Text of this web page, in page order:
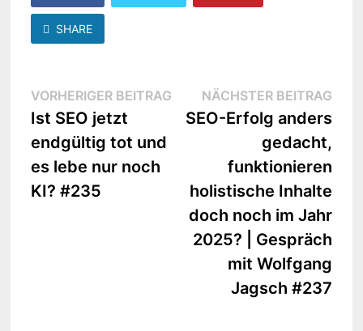
SHARE
Beitragsnavigation
VORHERIGER BEITRAGVorheriger
Beitrag:
Ist SEO jetzt
endgültig tot und
es lebe nur noch
KI? #235
NÄCHSTER BEITRAG
SEO-Erfolg anders
gedacht,
funktionieren
holistische Inhalte
doch noch im Jahr
2025? | Gespräch
mit Wolfgang
Jagsch #237